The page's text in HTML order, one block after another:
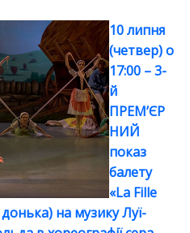
10 липня
(четвер) о
17:00 – 3-
й
ПРЕМ’ЄР
НИЙ
показ
балету
«La Fille
на музику Луї-